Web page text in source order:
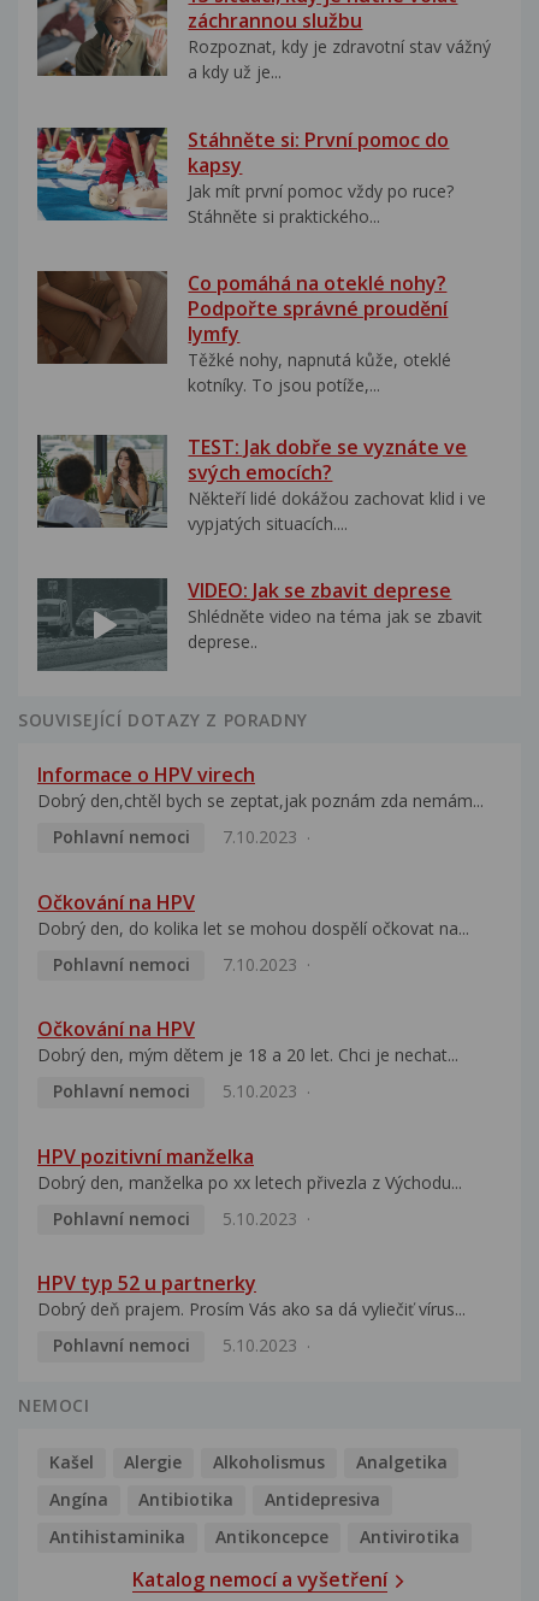
záchrannou službu
Rozpoznat, kdy je zdravotní stav vážný
a kdy už je...
Stáhněte si: První pomoc do
kapsy
Jak mít první pomoc vždy po ruce?
Stáhněte si praktického...
Co pomáhá na oteklé nohy?
Podpořte správné proudění
lymfy
Těžké nohy, napnutá kůže, oteklé
kotníky. To jsou potíže,...
TEST: Jak dobře se vyznáte ve
svých emocích?
Někteří lidé dokážou zachovat klid i ve
vypjatých situacích....
VIDEO: Jak se zbavit deprese
Shlédněte video na téma jak se zbavit
deprese..
SOUVISEJÍCÍ DOTAZY Z PORADNY
Informace o HPV virech
Dobrý den,chtěl bych se zeptat,jak poznám zda nemám...
Pohlavní nemoci
7.10.2023
Očkování na HPV
Dobrý den, do kolika let se mohou dospělí očkovat na...
Pohlavní nemoci
7.10.2023
Očkování na HPV
Dobrý den, mým dětem je 18 a 20 let. Chci je nechat...
Pohlavní nemoci
5.10.2023
HPV pozitivní manželka
Dobrý den, manželka po xx letech přivezla z Východu...
Pohlavní nemoci
5.10.2023
HPV typ 52 u partnerky
Dobrý deň prajem. Prosím Vás ako sa dá vyliečiť vírus...
Pohlavní nemoci
5.10.2023
NEMOCI
Kašel Alergie Alkoholismus
Analgetika
Angína
Antibiotika
Antidepresiva
Antihistaminika
Antikoncepce Antivirotika
Katalog nemocí a vyšetření